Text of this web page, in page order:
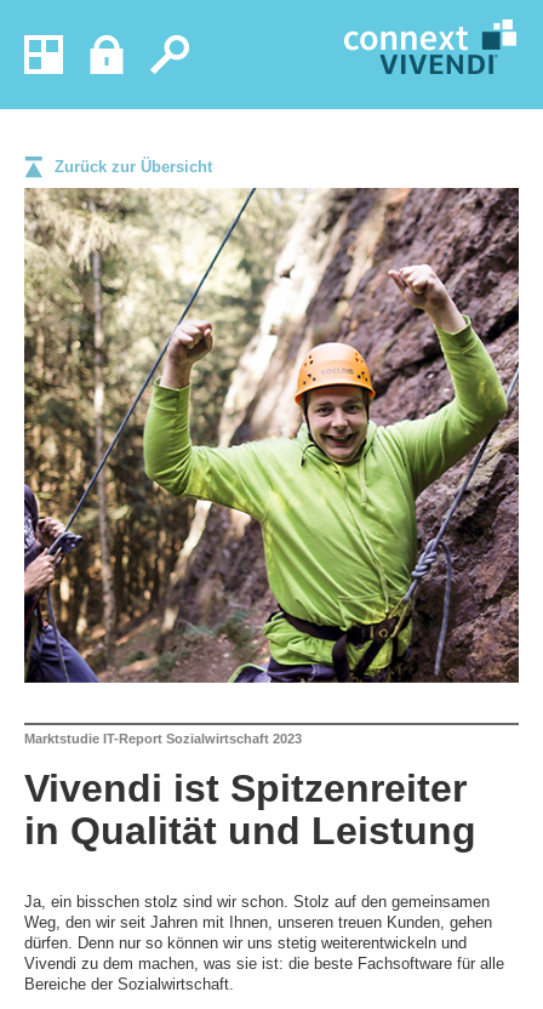
Zurück zur Übersicht
Marktstudie IT-Report Sozialwirtschaft 2023
Vivendi ist Spitzenreiter
in Qualität und Leistung
Ja, ein bisschen stolz sind wir schon. Stolz auf den gemeinsamen
Weg, den wir seit Jahren mit Ihnen, unseren treuen Kunden, gehen
dürfen. Denn nur so können wir uns stetig weiterentwickeln und
Vivendi zu dem machen, was sie ist: die beste Fachsoftware für alle
Bereiche der Sozialwirtschaft.